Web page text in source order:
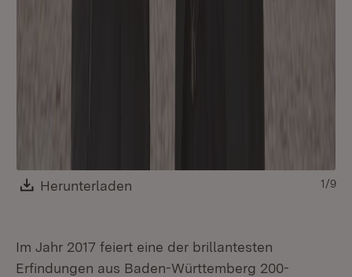
Download:
Herunterladen 1/9
Im Jahr 2017 feiert eine der brillantesten
Erfindungen aus Baden-Württemberg 200-